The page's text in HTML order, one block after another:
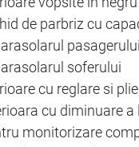
de parbriz cu
pasagerului
soferului
cu reglare si
cu diminuare
monitorizare